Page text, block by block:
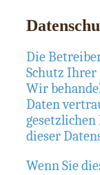
Die
Schutz Ihrer
Wir
Daten
dieser
Wenn Sie